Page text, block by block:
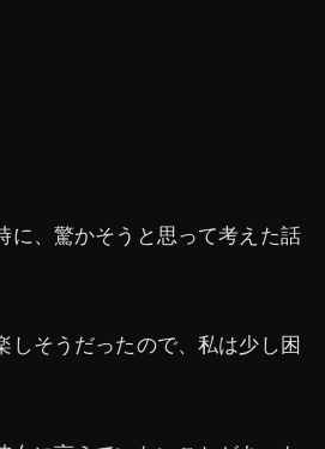
に、驚かそうと思って考えた話
しそうだったので、私は少し困